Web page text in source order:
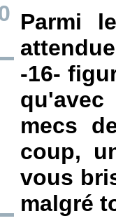
Parmi
-16-
mecs
coup,
vous
malgré